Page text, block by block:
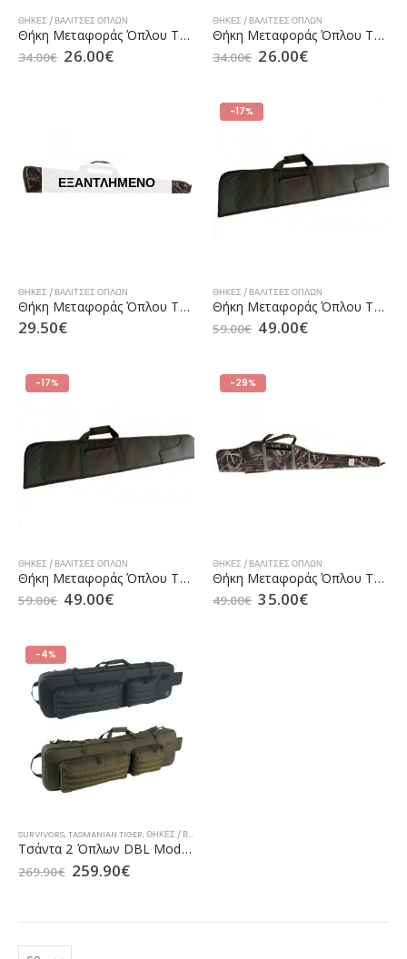
ΘΉΚΕΣ / ΒΑΛΊΤΣΕΣ ΌΠΛΩΝ
Θήκη Μεταφοράς Όπλου TFK 001D 110cm Camo
34.00€ 26.00€
ΘΉΚΕΣ / ΒΑΛΊΤΣΕΣ ΌΠΛΩΝ
Θήκη Μεταφοράς Όπλου TFK 001D 130cm Camo
34.00€ 26.00€
ΕΞΑΝΤΛΗΜΈΝΟ
ΘΉΚΕΣ / ΒΑΛΊΤΣΕΣ ΌΠΛΩΝ
Θήκη Μεταφοράς Όπλου TFK 039S 130cm Reed Camo
29.50€
-17%
ΘΉΚΕΣ / ΒΑΛΊΤΣΕΣ ΌΠΛΩΝ
Θήκη Μεταφοράς Όπλου TFK 042D 110cm με Δέρμα Green
59.00€ 49.00€
-17%
ΘΉΚΕΣ / ΒΑΛΊΤΣΕΣ ΌΠΛΩΝ
Θήκη Μεταφοράς Όπλου TFK 042H 110cm με Cordura Green
59.00€ 49.00€
-29%
ΘΉΚΕΣ / ΒΑΛΊΤΣΕΣ ΌΠΛΩΝ
Θήκη Μεταφοράς Όπλου TFK 044S 110cm Reed Camo
49.00€ 35.00€
-4%
SURVIVORS,TASMANIAN TIGER,ΘΉΚΕΣ / ΒΑΛΊΤΣΕΣ ΌΠΛΩΝ
Τσάντα 2 Όπλων DBL Modular Rifle Bag (TT 7751) της Tasmanian Tiger (σε 2 Χρώματα)
269.90€ 259.90€